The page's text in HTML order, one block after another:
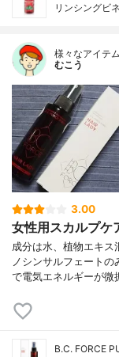
リンシングビ
様々なアイテ
むこう
3.00
女性用スカルプケ
成分は水、植物エキス
ノシンサルフェート
で電気エネルギーが微
B.C. FORCE